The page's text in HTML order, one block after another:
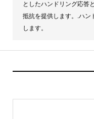
としたハンドリング応答
抵抗を提供します。.ハン
します。